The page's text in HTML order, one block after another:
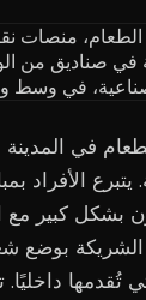
في المدينة
الأفراد
بشكل كبير
بوضع
تُقدمها